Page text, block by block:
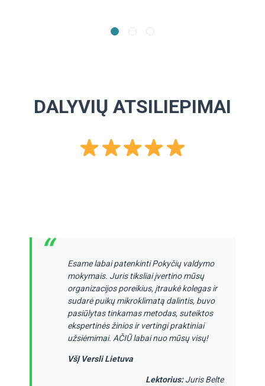
DALYVIŲ ATSILIEPIMAI
“
Esame labai patenkinti Pokyčių valdymo
mokymais. Juris tiksliai įvertino mūsų
organizacijos poreikius, įtraukė kolegas ir
sudarė puikų mikroklimatą dalintis, buvo
pasiūlytas tinkamas metodas, suteiktos
ekspertinės žinios ir vertingi praktiniai
užsiėmimai. AČIŪ labai nuo mūsų visų!
VšĮ Versli Lietuva
Lektorius:Juris Belte